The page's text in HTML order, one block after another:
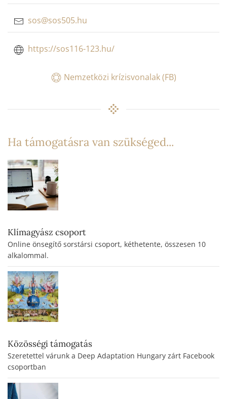
sos@sos505.hu
https://sos116-123.hu/
Nemzetközi krízisvonalak (FB)
Ha támogatásra van szükséged...
Klímagyász csoport
Online önsegítő sorstársi csoport, kéthetente, összesen 10
alkalommal.
Közösségi támogatás
Szeretettel várunk a Deep Adaptation Hungary zárt Facebook
csoportban